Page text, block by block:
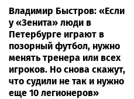
Владимир Быстров: «Если
у «Зенита» люди в
Петербурге играют в
позорный футбол, нужно
менять тренера или всех
игроков. Но снова скажут,
что судили не так и нужно
еще 10 легионеров»